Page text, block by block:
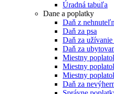
Úradná tabuľa
Dane a poplatky
Daň z
Daň za psa
Daň za
Daň za
Miestny
Miestny
Miestny
Daň za